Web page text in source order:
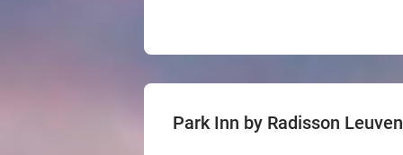
Park Inn by Radisson Leuven